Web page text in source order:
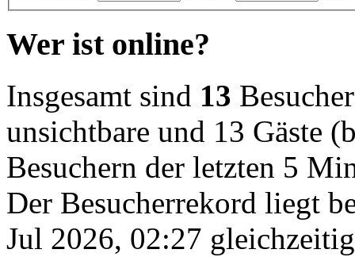
Wer ist online?
Insgesamt sind 13
unsichtbare und 13 Gäste
Besuchern der letzten 5
Der Besucherrekord liegt
Jul 2026, 02:27